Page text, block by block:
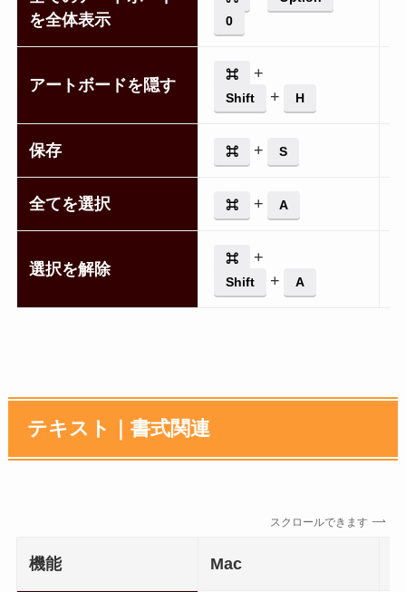
を全体表示
0
アートボードを隠す
⌘ +
Shift + H
保存 ⌘ + S
全てを選択 ⌘ + A
選択を解除
⌘ +
Shift + A
テキスト｜書式関連
スクロールできます
機能 Mac